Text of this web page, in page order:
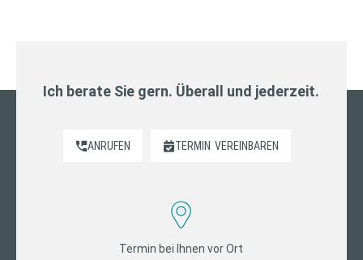
Ich berate Sie gern. Überall und jederzeit.
ANRUFEN TERMIN VEREINBAREN
Termin bei Ihnen vor Ort